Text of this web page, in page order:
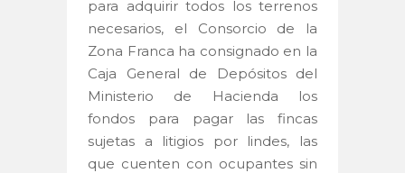
para adquirir todos los terrenos
necesarios, el Consorcio de la
Zona Franca ha consignado en la
Caja General de Depósitos del
Ministerio de Hacienda los
fondos para pagar las fincas
sujetas a litigios por lindes, las
que cuenten con ocupantes sin